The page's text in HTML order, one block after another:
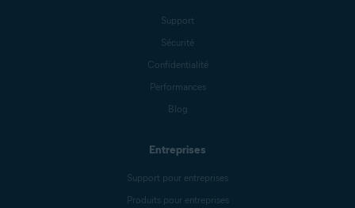
Support
Sécurité
Confidentialité
Performances
Blog
Entreprises
Support pour entreprises
Produits pour entreprises